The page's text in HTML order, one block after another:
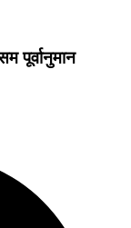
पूर्वानुमान